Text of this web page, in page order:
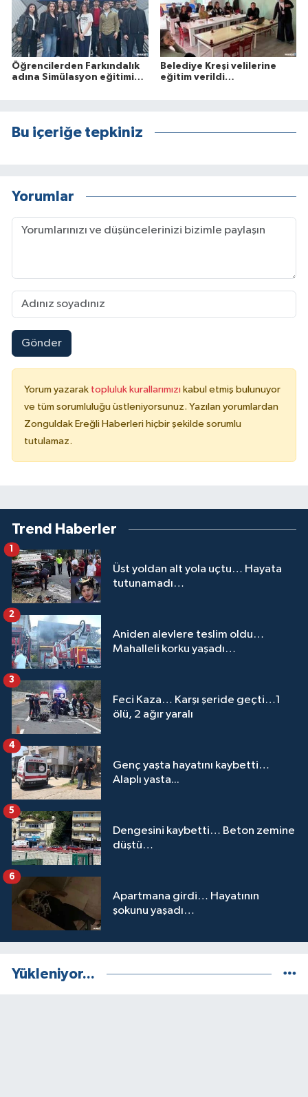
Öğrencilerden Farkındalık
adına Simülasyon eğitimi…
Belediye Kreşi velilerine
eğitim verildi…
Bu içeriğe tepkiniz
Yorumlar
Gönder
Yorum yazarak topluluk kurallarımızı kabul etmiş bulunuyor
ve tüm sorumluluğu üstleniyorsunuz. Yazılan yorumlardan
Zonguldak Ereğli Haberleri hiçbir şekilde sorumlu
tutulamaz.
Trend Haberler
Üst yoldan alt yola uçtu… Hayata
tutunamadı…
Aniden alevlere teslim oldu…
Mahalleli korku yaşadı…
2
Feci Kaza… Karşı şeride geçti…1
ölü, 2 ağır yaralı
3
Genç yaşta hayatını kaybetti…
Alaplı yasta...
4
Dengesini kaybetti… Beton zemine
düştü…
5
Apartmana girdi… Hayatının
şokunu yaşadı…
6
Yükleniyor...